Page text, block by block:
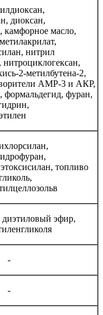
диоксан,
камфорное масло,
нитрил
2-метилбутена-2,
АМР-3 и АКР,
формальдегид, фуран,
топливо
эфир,
-
-